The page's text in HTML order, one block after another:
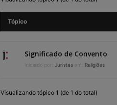
Tópico
Significado de Convento
Iniciado por: Juristas em: Religiões
Visualizando tópico 1 (de 1 do total)